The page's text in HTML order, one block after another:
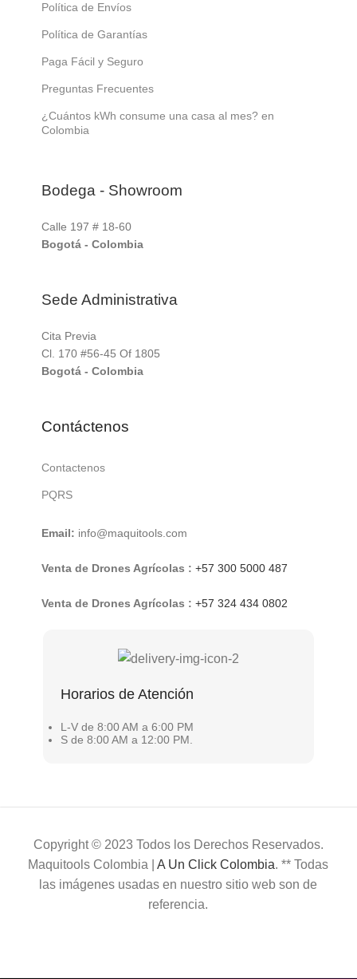
Política de Envíos
Política de Garantías
Paga Fácil y Seguro
Preguntas Frecuentes
¿Cuántos kWh consume una casa al mes? en
Colombia
Bodega - Showroom
Calle 197 # 18-60
Bogotá - Colombia
Sede Administrativa
Cita Previa
Cl. 170 #56-45 Of 1805
Bogotá - Colombia
Contáctenos
Contactenos
PQRS
Email: info@maquitools.com
Venta de Drones Agrícolas : +57 300 5000 487
Venta de Drones Agrícolas : +57 324 434 0802
Horarios de Atención
L-V de 8:00 AM a 6:00 PM
S de 8:00 AM a 12:00 PM.
Copyright © 2023 Todos los Derechos Reservados.
Maquitools Colombia |A Un Click Colombia. ** Todas
las imágenes usadas en nuestro sitio web son de
referencia.